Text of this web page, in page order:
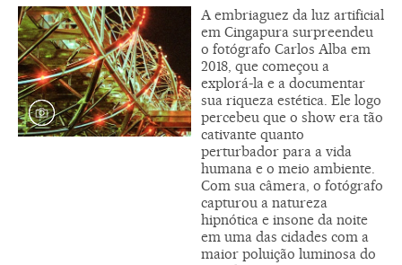
A embriaguez da luz artificial
em Cingapura surpreendeu
o fotógrafo Carlos Alba em
2018, que começou a
explorá-la e a documentar
sua riqueza estética. Ele logo
percebeu que o show era tão
cativante quanto
perturbador para a vida
humana e o meio ambiente.
Com sua câmera, o fotógrafo
capturou a natureza
hipnótica e insone da noite
em uma das cidades com a
maior poluição luminosa do